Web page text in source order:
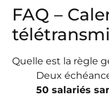
FAQ –
Quelle est la règle
Deux
50 salariés